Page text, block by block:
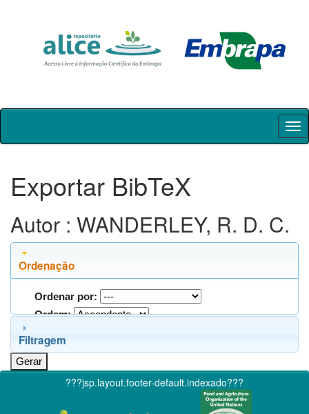
Skip
Exportar BibTeX
Autor : WANDERLEY, R. D. C.
Ordenação
Ordenar por:
Ordem:
Filtragem
???jsp.layout.footer-default.indexado???